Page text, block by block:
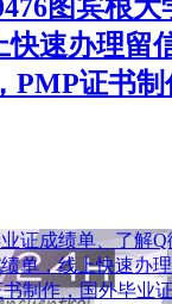
图宾根
快速办理留
PMP证书